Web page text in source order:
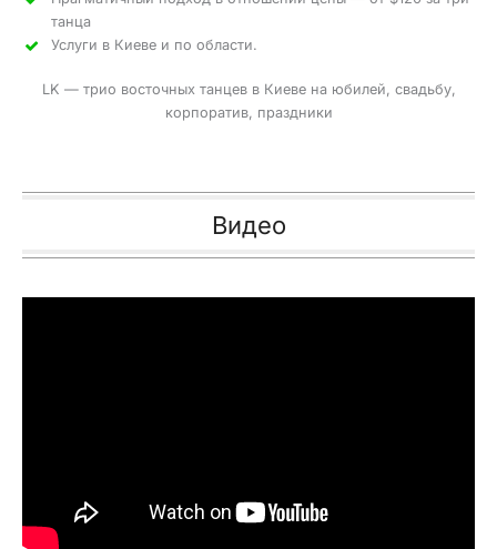
танца
Услуги в Киеве и по области.
LK — трио восточных танцев в Киеве на юбилей, свадьбу,
корпоратив, праздники
Видео